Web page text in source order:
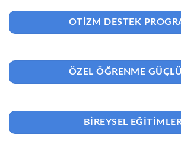
OTIZM DESTEK
ÖZEL ÖĞRENME
BIREYSEL